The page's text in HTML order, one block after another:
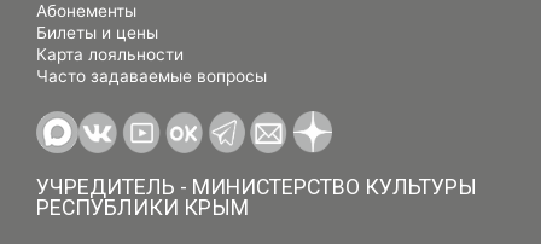
Абонементы
Билеты и цены
Карта лояльности
Часто задаваемые вопросы
УЧРЕДИТЕЛЬ - МИНИСТЕРСТВО КУЛЬТУРЫ
РЕСПУБЛИКИ КРЫМ